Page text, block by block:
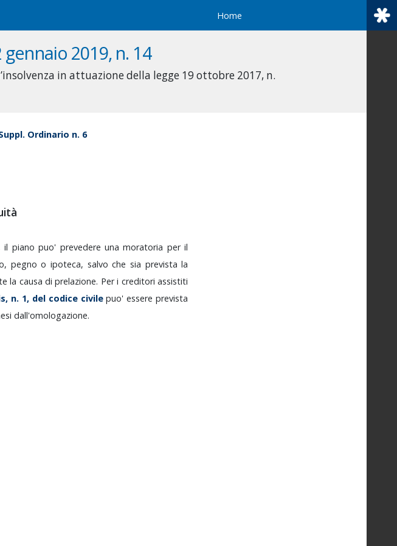
Home
2019, n. 14
in attuazione della legge 19 ottobre 2017, n.
Ordinario n. 6
il pianopuo' prevedere unamoratoria peril
pegnoo ipoteca, salvoche sia previstala
la causadiprelazione. Peri creditoriassistiti
n. 1, del codice civilepuo'essereprevista
dall'omologazione.